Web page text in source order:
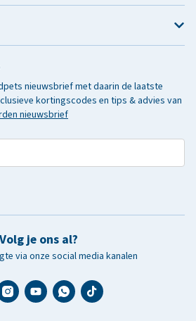
nieuwsbrief met daarin de laatste
kortingscodes en tips & advies van
nieuwsbrief
Volg je ons al?
via onze social media kanalen